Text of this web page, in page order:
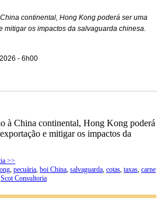
continental, Hong Kong poderá ser uma
mitigar os impactos da salvaguarda chinesa.
- 6h00
à China continental, Hong Kong poderá
e mitigar os impactos da
>>
, pecuária, boi China, salvaguarda, cotas, taxas, carne
Scot Consultoria